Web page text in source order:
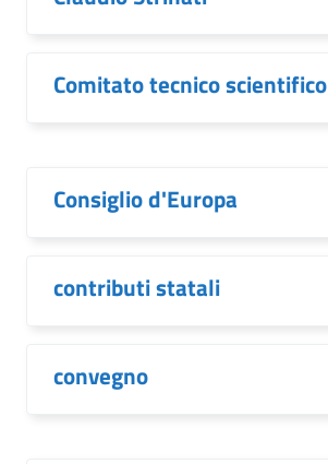
Comitato tecnico scientifico
Consiglio d'Europa
contributi statali
convegno